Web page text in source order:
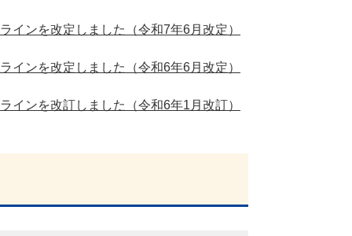
インを改定しました（令和7年6月改定）
インを改定しました（令和6年6月改定）
インを改訂しました（令和6年1月改訂）